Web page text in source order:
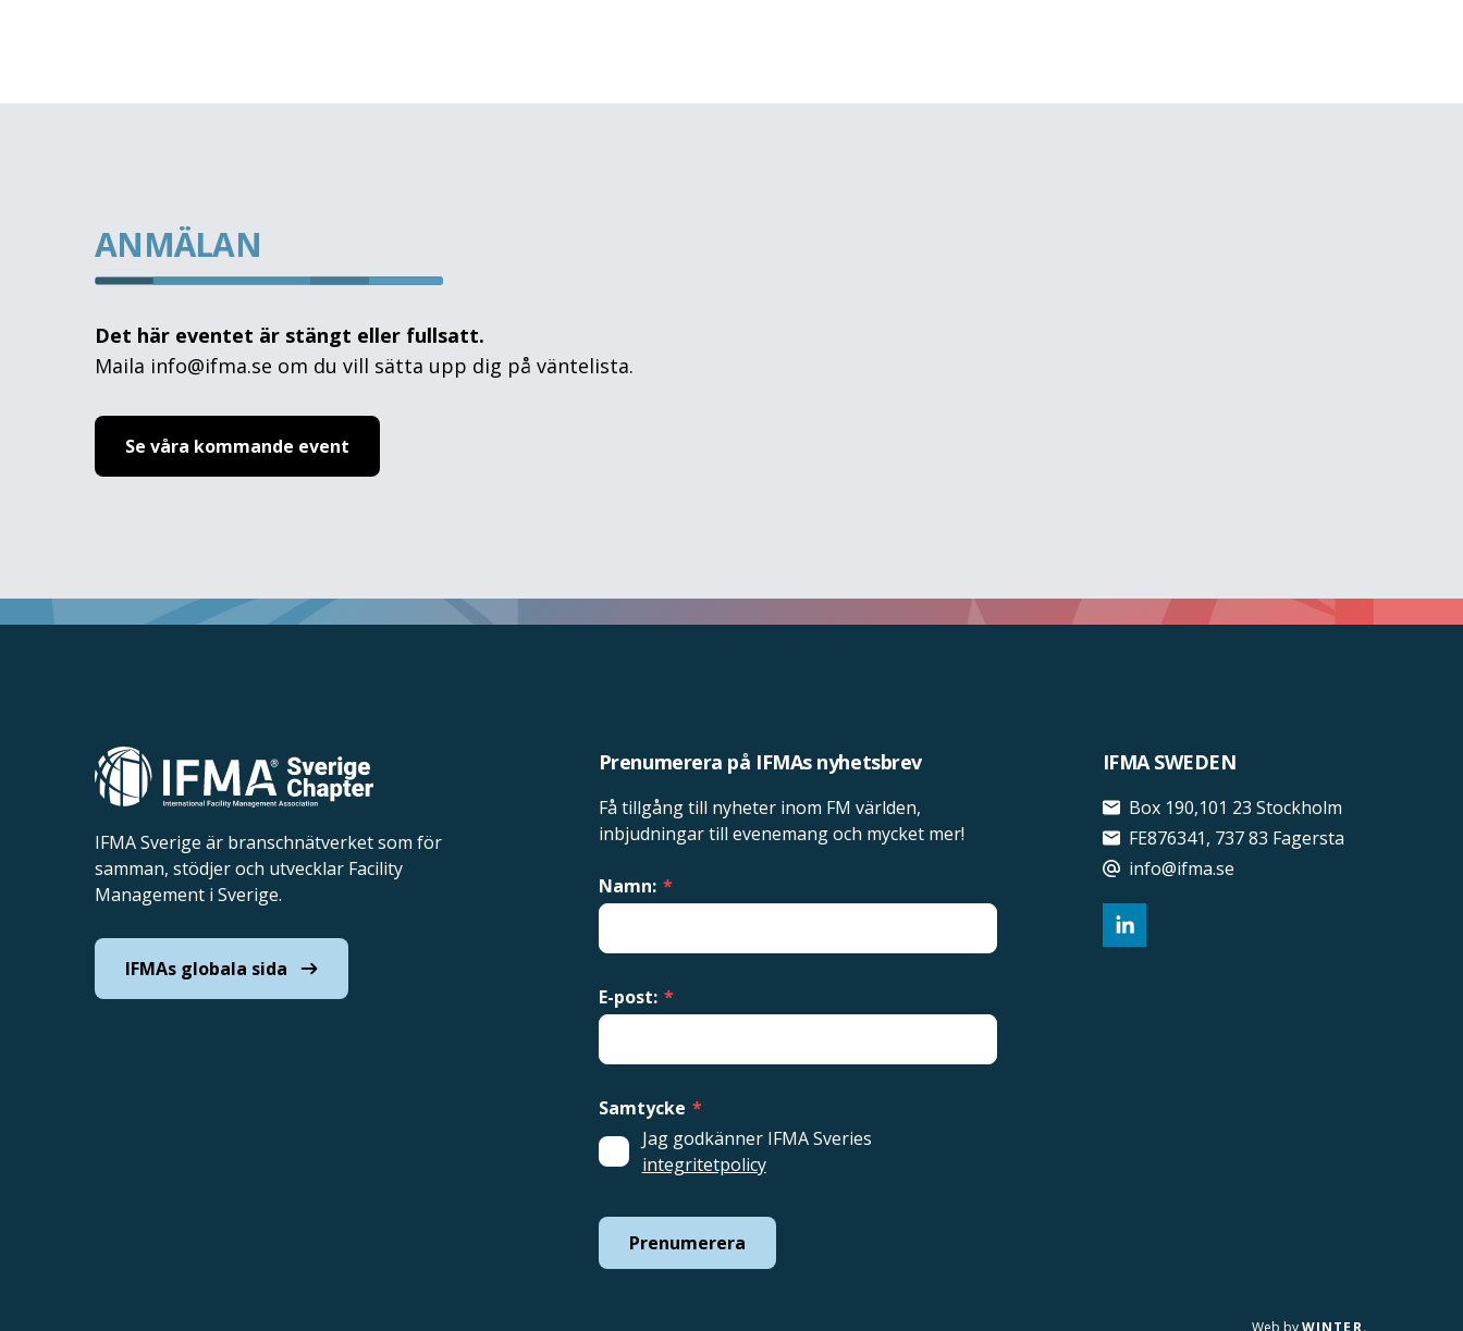
ANMÄLAN
Det här eventet är stängt eller fullsatt.
Maila info@ifma.se om du vill sätta upp dig på väntelista.
Se våra kommande event
IFMA Sverige är branschnätverket som för
samman, stödjer och utvecklar Facility
Management i Sverige.
IFMAs globala sida
Prenumerera på IFMAs nyhetsbrev
Få tillgång till nyheter inom FM världen,
inbjudningar till evenemang och mycket mer!
Namn: *
E-post: *
Samtycke *
Jag godkänner IFMA Sveries
integritetpolicy
Prenumerera
IFMA SWEDEN
Box 190,101 23 Stockholm
FE876341, 737 83 Fagersta
info@ifma.se
Web by WINTER.